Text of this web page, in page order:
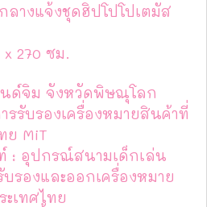
ลางแจ้งชุดฮิปโปโปเตมัส
270 ซม.
นด์จิม จังหวัดพิษณุโลก
รรับรองเครื่องหมายสินค้าที่
ย MiT
: อุปกรณ์สนามเด็กเล่น
รองและออกเครื่องหมาย
เทศไทย